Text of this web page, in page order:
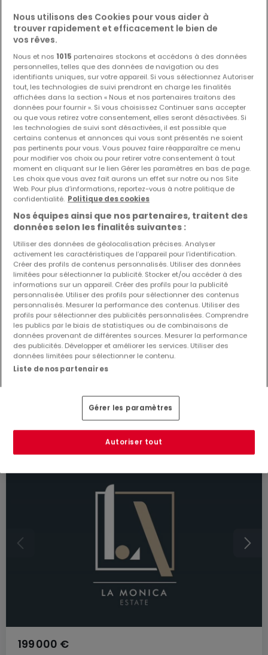
Voir 72 annonces
Biens similaires à proximité
Vous n'avez pas trouvé de biens qui vous
intéressent ? Ces annonces suggérées
pourraient vous intéresser.
Appartement 3 pièces
165 000 €
1
199 000 €
Nous utilisons des Cookies pour vous aider à
trouver rapidement et efficacement le bien de
vos rêves.
Nous et nos 1015 partenaires stockons et accédons à des données
personnelles, telles que des données de navigation ou des
identifiants uniques, sur votre appareil. Si vous sélectionnez Autoriser
tout, les technologies de suivi prendront en charge les finalités
affichées dans la section « Nous et nos partenaires traitons des
données pour fournir ». Si vous choisissez Continuer sans accepter
ou que vous retirez votre consentement, elles seront désactivées. Si
les technologies de suivi sont désactivées, il est possible que
certains contenus et annonces qui vous sont présentés ne soient
pas pertinents pour vous. Vous pouvez faire réapparaître ce menu
pour modifier vos choix ou pour retirer votre consentement à tout
moment en cliquant sur le lien Gérer les paramètres en bas de page.
Les choix que vous avez fait aurons un effet sur notre ou nos Site
Web. Pour plus d’informations, reportez-vous à notre politique de
confidentialité. Politique des cookies
Nos équipes ainsi que nos partenaires, traitent des
données selon les finalités suivantes :
Utiliser des données de géolocalisation précises. Analyser
activement les caractéristiques de l’appareil pour l’identification.
Créer des profils de contenus personnalisés. Utiliser des données
limitées pour sélectionner la publicité. Stocker et/ou accéder à des
informations sur un appareil. Créer des profils pour la publicité
personnalisée. Utiliser des profils pour sélectionner des contenus
personnalisés. Mesurer la performance des contenus. Utiliser des
profils pour sélectionner des publicités personnalisées. Comprendre
les publics par le biais de statistiques ou de combinaisons de
données provenant de différentes sources. Mesurer la performance
des publicités. Développer et améliorer les services. Utiliser des
données limitées pour sélectionner le contenu.
Liste de nos partenaires
Gérer les paramètres
Autoriser tout